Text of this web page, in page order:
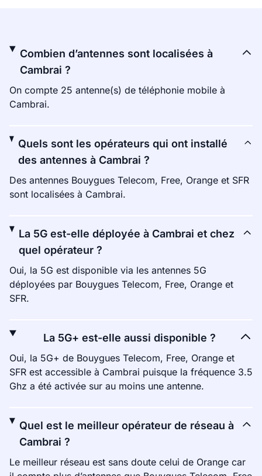
Combien d’antennes sont localisées à
Cambrai ?
On compte 25 antenne(s) de téléphonie mobile à
Cambrai.
Quels sont les opérateurs qui ont installé
des antennes à Cambrai ?
Des antennes Bouygues Telecom, Free, Orange et SFR
sont localisées à Cambrai.
La 5G est-elle déployée à Cambrai et chez
quel opérateur ?
Oui, la 5G est disponible via les antennes 5G
déployées par Bouygues Telecom, Free, Orange et
SFR.
La 5G+ est-elle aussi disponible ?
Oui, la 5G+ de Bouygues Telecom, Free, Orange et
SFR est accessible à Cambrai puisque la fréquence 3.5
Ghz a été activée sur au moins une antenne.
Quel est le meilleur opérateur de réseau à
Cambrai ?
Le meilleur réseau est sans doute celui de Orange car